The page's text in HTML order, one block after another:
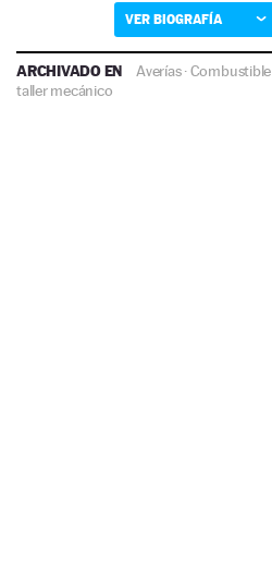
VER BIOGRAFÍA
ARCHIVADO EN Averías·Combustible
taller mecánico